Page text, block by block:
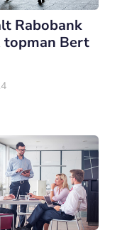
Rabobank
topman Bert